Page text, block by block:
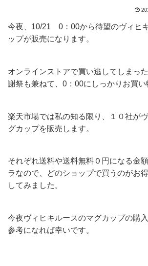
今夜、10/21 0：00から待望のヴィヒ
ップが販売になります。
オンラインストアで買い逃してしまっ
謝祭も兼ねて、0：00にしっかりお買い
楽天市場では私の知る限り、１０社が
グカップを販売します。
それぞれ送料や送料無料０円になる金
ラなので、どのショップで買うのがお
してみました。
今夜ヴィヒキルースのマグカップの購
参考になれば幸いです。